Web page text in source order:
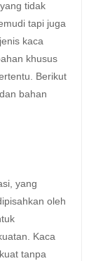
tidak
tapi juga
kaca
khusus
Berikut
bahan
yang
oleh
Kaca
tanpa